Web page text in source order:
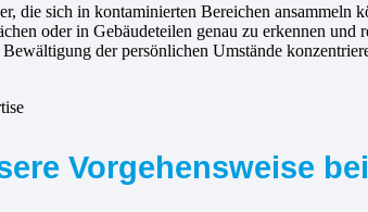
die sich in kontaminierten Bereichen ansammeln
oder in Gebäudeteilen genau zu erkennen und
der persönlichen Umstände
Vorgehensweise